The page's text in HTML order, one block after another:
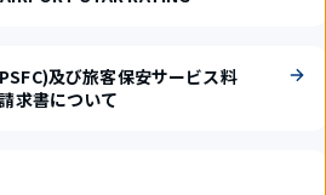
及び旅客保安サービス料
求書について